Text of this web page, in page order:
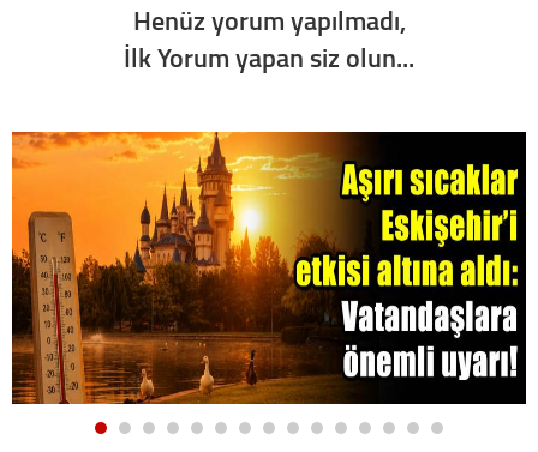
Henüz yorum yapılmadı,
İlk Yorum yapan siz olun...